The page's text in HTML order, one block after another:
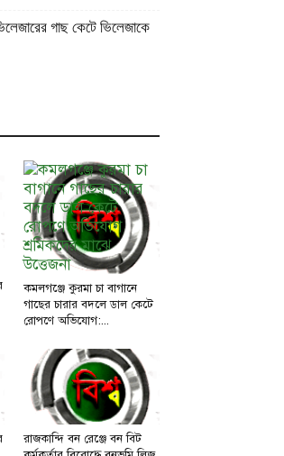
গাছ কেটে ভিলেজাকে
কমলগঞ্জে কুরমা চা বাগানে
গাছের চারার বদলে ডাল কেটে
রোপণে অভিযোগ:...
রাজকান্দি বন রেঞ্জে বন বিট